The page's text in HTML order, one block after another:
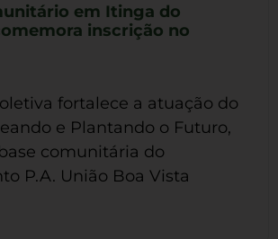
em Itinga do
inscrição no
fortalece a atuação do
e Plantando o Futuro,
comunitária do
P.A. União Boa Vista